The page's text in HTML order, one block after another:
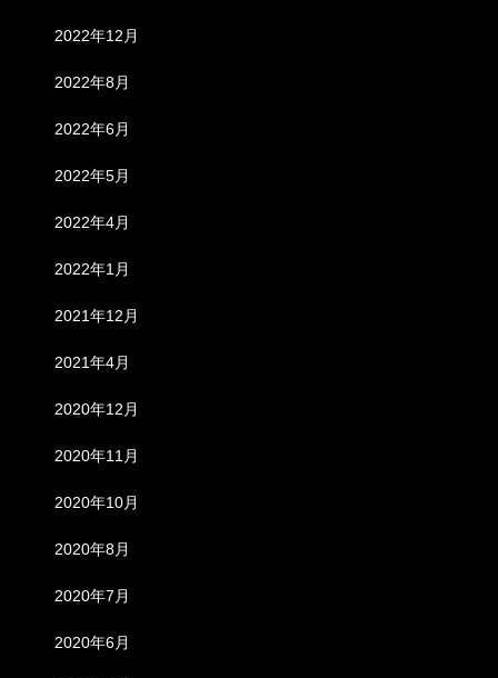
2022年12月
2022年8月
2022年6月
2022年5月
2022年4月
2022年1月
2021年12月
2021年4月
2020年12月
2020年11月
2020年10月
2020年8月
2020年7月
2020年6月